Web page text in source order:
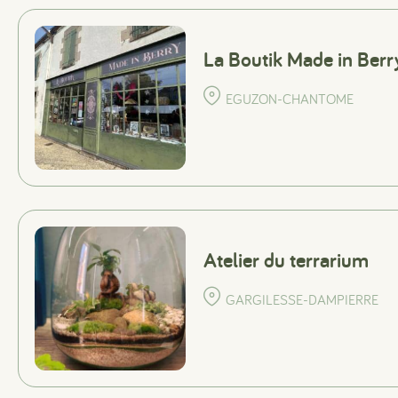
La Boutik Made in
EGUZON-CHANTOME
Atelier du terrarium
GARGILESSE-DAMPIERRE